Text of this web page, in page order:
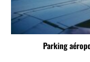
Parking